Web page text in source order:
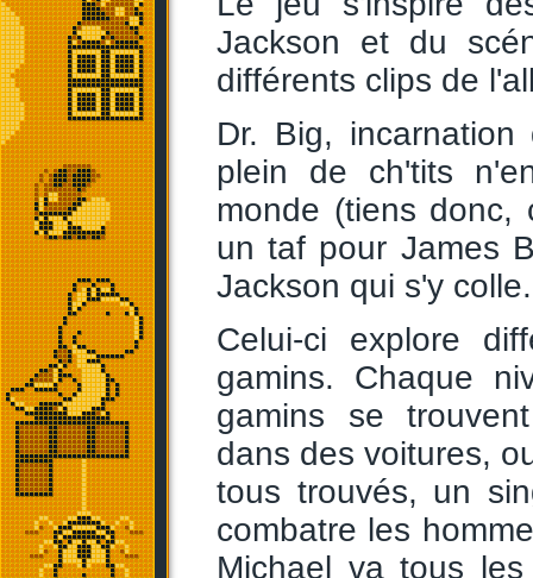
Jackson et du
différents clips de
Dr. Big,
plein de ch'tits
monde (tiens donc,
un taf pour James
Jackson qui s'y colle.
Celui-ci explore
gamins. Chaque
gamins se
dans des voitures,
tous trouvés, un
combatre les
Michael va tous